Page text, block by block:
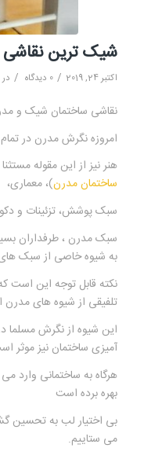
شيک ترین نقاشی
اکتبر 24, 2019 / 0 دیدگاه / در
نقاشی ساختمان شیک و
امروزه نگرش مدرن در
هنر نیز از این مقوله
ساختمان مدرن)، معماری،
سبک پوشش، تزئینات و
سبک مدرن ، طرفداران
به شیوه خاصی از سبک
نکته قابل توجه این است
تلفیقی از شیوه های مدرن
این شیوه از نگرش مسلما
آمیزی ساختمان نیز موثر
هرگاه به ساختمانی وارد
بهره برده است
بی اختیار لب به تحسین
می ستاییم.